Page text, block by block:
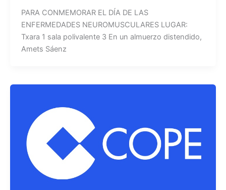
PARA CONMEMORAR EL DÍA DE LAS
ENFERMEDADES NEUROMUSCULARES LUGAR:
Txara 1 sala polivalente 3 En un almuerzo distendido,
Amets Sáenz